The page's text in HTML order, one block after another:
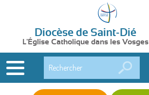
Diocèse de Saint-Dié
L'Église Catholique dans les Vosges